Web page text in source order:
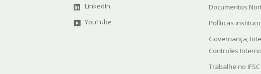
LinkedIn
YouTube
Documentos
Políticas
Governança,
Controles
Trabalhe no IFSC